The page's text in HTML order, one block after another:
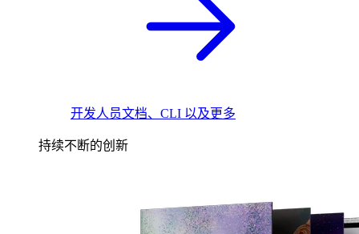
开发人员文档、CLI 以及更多
持续不断的创新